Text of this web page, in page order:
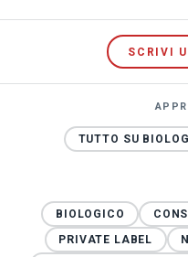
SCRIVI
TUTTO SU
BIOLOGICO
PRIVATE LABEL